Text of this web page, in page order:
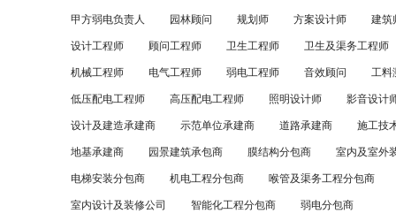
甲方弱电负责人 园林顾问 规划师 方案设计师 建筑
设计工程师 顾问工程师 卫生工程师 卫生及渠务工程师
机械工程师 电气工程师 弱电工程师 音效顾问 工料
低压配电工程师 高压配电工程师 照明设计师 影音设计
设计及建造承建商 示范单位承建商 道路承建商 施工技
地基承建商 园景建筑承包商 膜结构分包商 室内及室外
电梯安装分包商 机电工程分包商 喉管及渠务工程分包商
室内设计及装修公司 智能化工程分包商 弱电分包商